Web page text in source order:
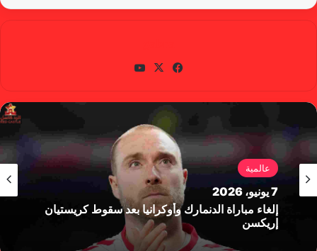
في
وك
X
عالمية
7 يونيو، 2026
إلغاء مباراة الدنمارك وأوكرانيا بعد سقوط كريستيان
إريكسن